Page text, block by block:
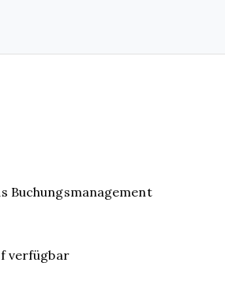
Buchungsmanagement
verfügbar